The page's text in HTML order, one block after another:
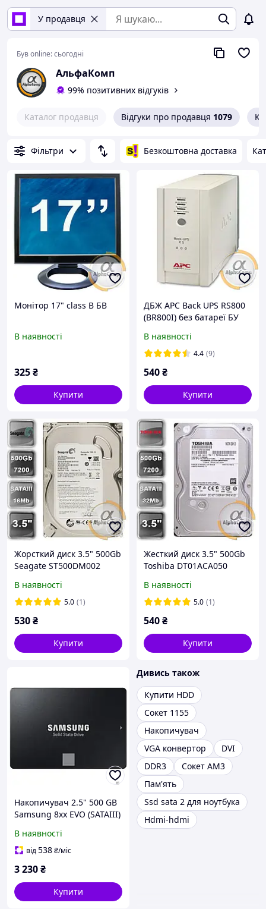
У продавця
Був online:сьогодні
АльфаКомп
99% позитивних відгуків
Каталог продавця Відгуки про продавця 1079
Фільтри Безкоштовна доставка
Монітор 17" class B БВ
В наявності
325₴
Купити
ДБЖ APC Back UPS RS800
(BR800I) без батареї БУ
В наявності
4.4 (9)
540₴
Купити
Жорсткий диск 3.5" 500Gb
Seagate ST500DM002
В наявності
5.0 (1)
530₴
Купити
Жесткий диск 3.5" 500Gb
Toshiba DT01ACA050
В наявності
5.0 (1)
540₴
Купити
Накопичувач 2.5" 500 GB
Samsung 8xx EVO (SATAIII)
В наявності
від538₴/міс
3 230₴
Купити
Дивись також
Купити HDD
Сокет 1155
Накопичувач
VGA конвертор
DVI
DDR3
Сокет AM3
Пам'ять
Ssd sata 2 для ноутбука
Hdmi-hdmi